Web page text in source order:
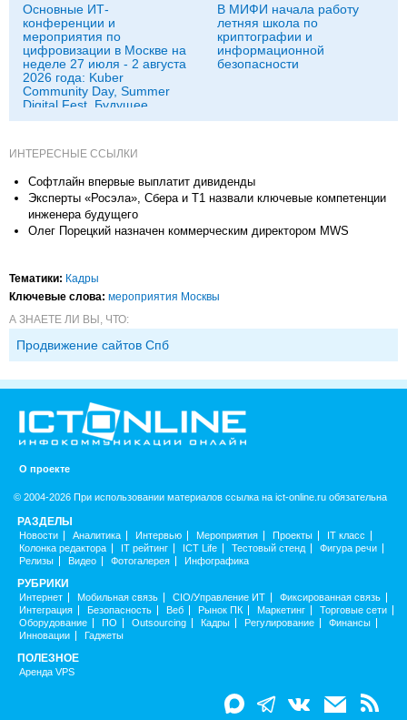
Основные ИТ-
конференции и
мероприятия по
цифровизации в Москве на
неделе 27 июля - 2 августа
2026 года: Kuber
Community Day, Summer
Digital Fest, Будущее
исследований в
В МИФИ начала работу
летняя школа по
криптографии и
информационной
безопасности
ИНТЕРЕСНЫЕ ССЫЛКИ
Софтлайн впервые выплатит дивиденды
Эксперты «Росэла», Сбера и Т1 назвали ключевые компетенции
инженера будущего
Олег Порецкий назначен коммерческим директором MWS
Тематики: Кадры
Ключевые слова: мероприятия Москвы
А ЗНАЕТЕ ЛИ ВЫ, ЧТО:
Продвижение сайтов Спб
О проекте
© 2004-2026 При использовании материалов ссылка на ict-online.ru обязательна
РАЗДЕЛЫ
Новости Аналитика Интервью Мероприятия Проекты
IT класс
Колонка редактора
IT рейтинг ICT Life Тестовый стенд
Фигура речи
Релизы
Видео Фотогалерея Инфографика
РУБРИКИ
Интернет Мобильная связь CIO/Управление ИТ
Фиксированная связь
Интеграция
Безопасность Веб Рынок ПК Маркетинг
Торговые сети
Оборудование
ПО Outsourcing Кадры Регулирование
Финансы
Инновации
Гаджеты
ПОЛЕЗНОЕ
Аренда VPS